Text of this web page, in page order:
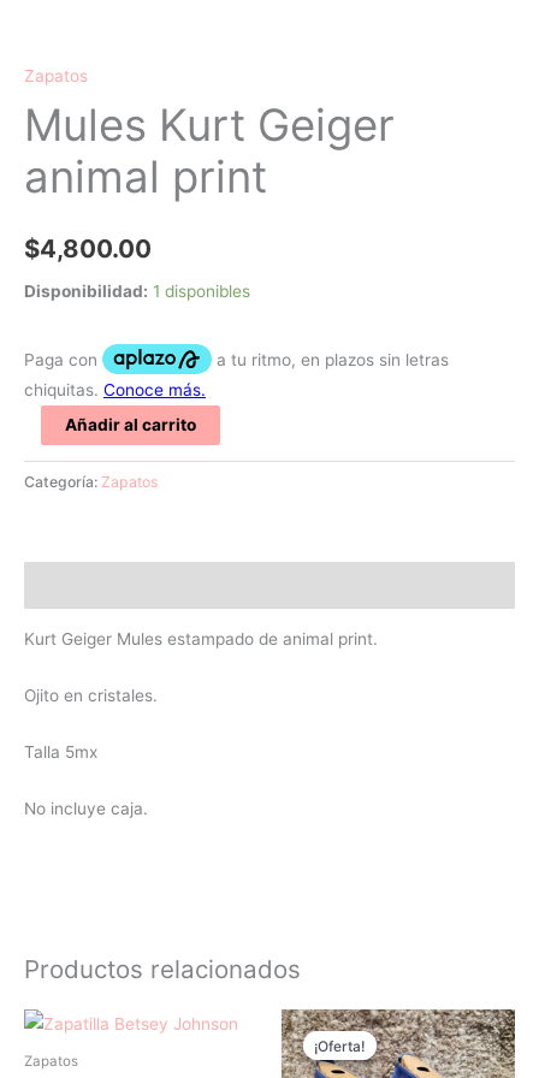
Zapatos
Mules Kurt Geiger
animal print
$4,800.00
Disponibilidad: 1 disponibles
Añadir al carrito
Categoría: Zapatos
Kurt Geiger Mules estampado de animal print.
Ojito en cristales.
Talla 5mx
No incluye caja.
Productos relacionados
Zapatos
¡Oferta!
¡Oferta!
El
precio
original
El
precio
actual